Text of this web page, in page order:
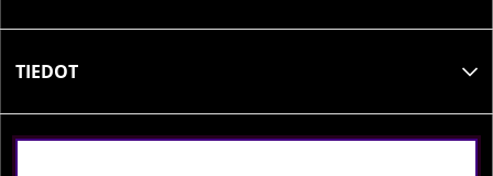
TIEDOT